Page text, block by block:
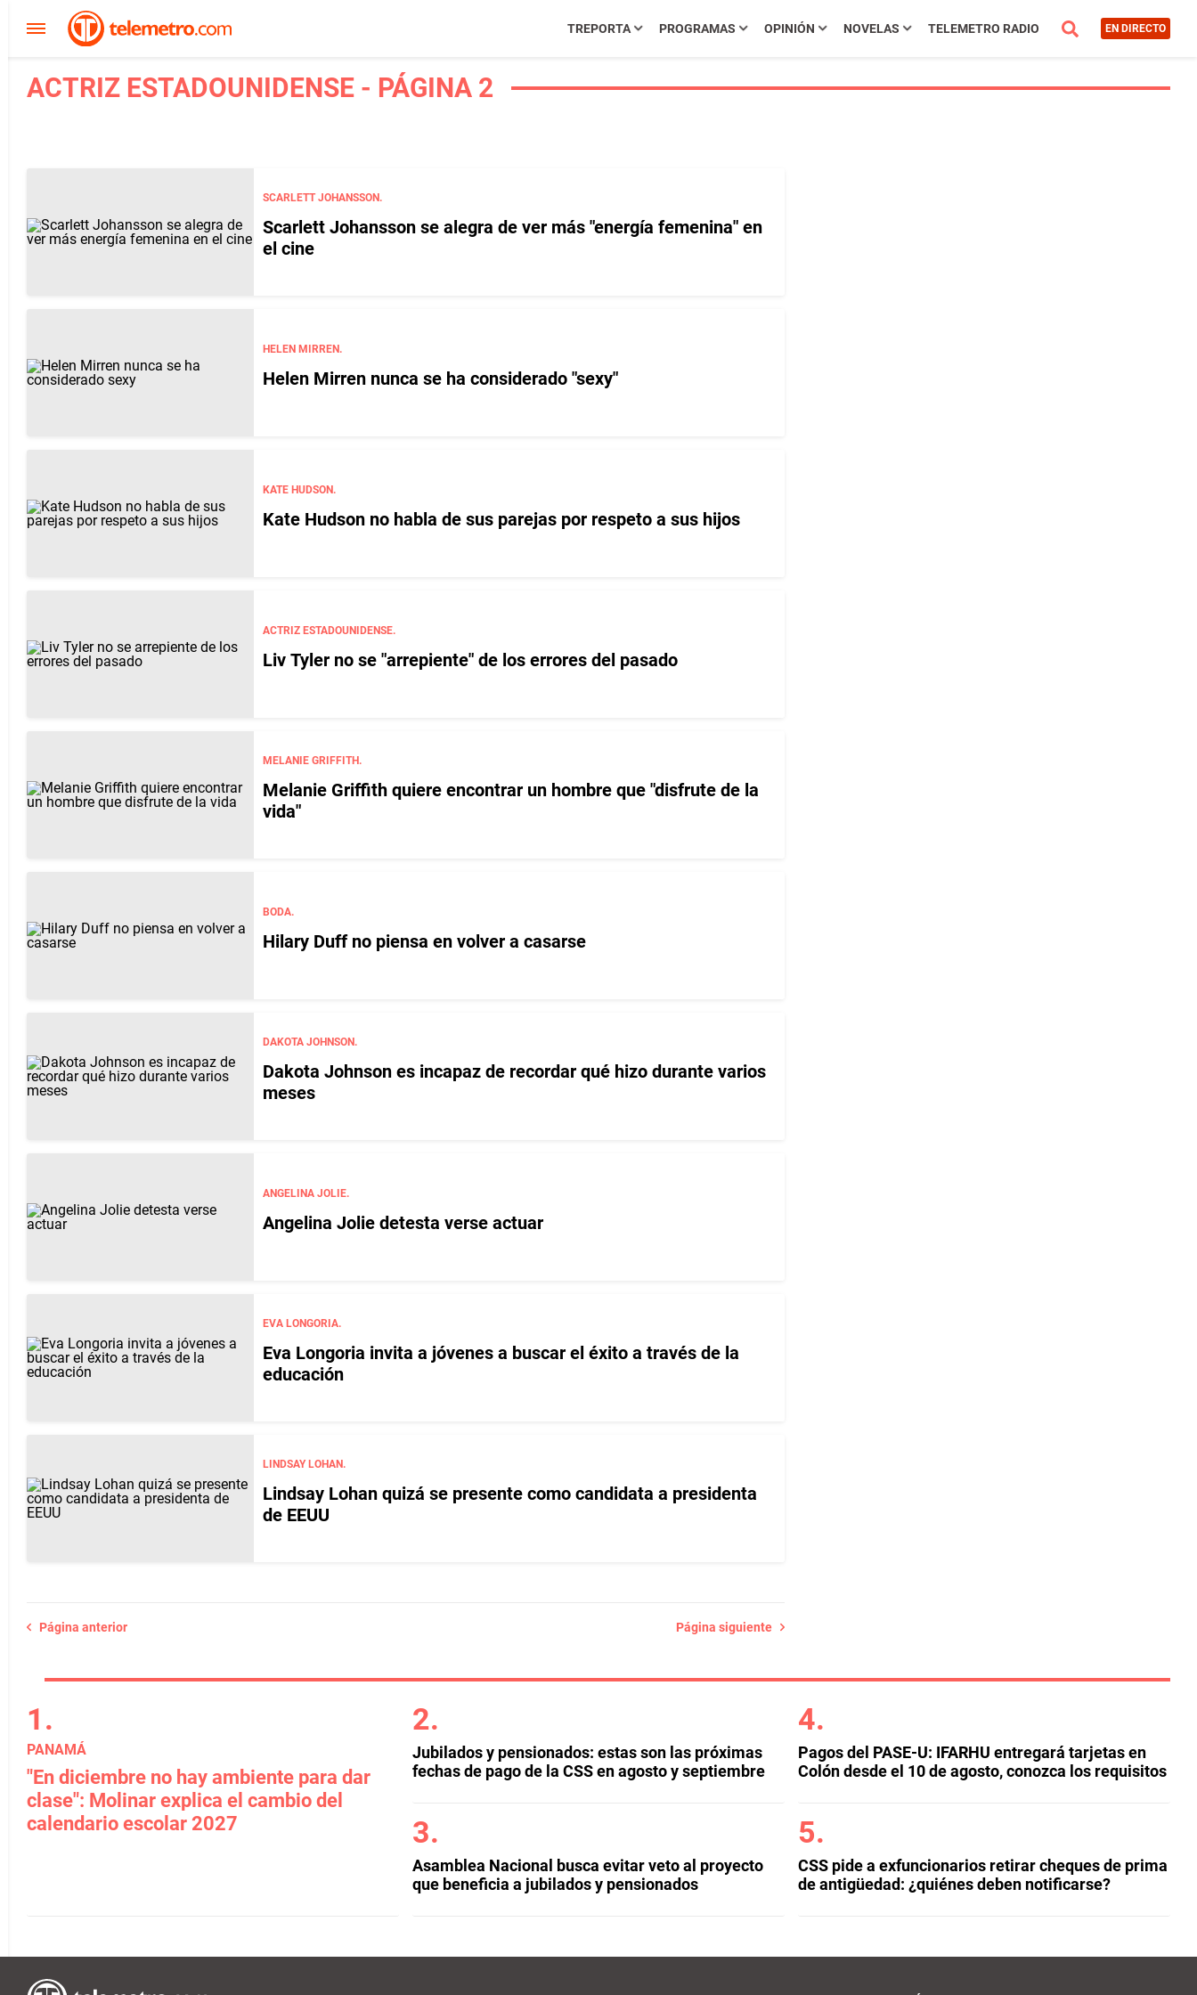
TREPORTA PROGRAMAS OPINIÓN NOVELAS TELEMETRO RADIO EN DIRECTO
ACTRIZ ESTADOUNIDENSE - PÁGINA 2
SCARLETT JOHANSSON.
Scarlett Johansson se alegra de ver más "energía femenina" en
el cine
HELEN MIRREN.
Helen Mirren nunca se ha considerado "sexy"
KATE HUDSON.
Kate Hudson no habla de sus parejas por respeto a sus hijos
ACTRIZ ESTADOUNIDENSE.
Liv Tyler no se "arrepiente" de los errores del pasado
MELANIE GRIFFITH.
Melanie Griffith quiere encontrar un hombre que "disfrute de la
vida"
BODA.
Hilary Duff no piensa en volver a casarse
DAKOTA JOHNSON.
Dakota Johnson es incapaz de recordar qué hizo durante varios
meses
ANGELINA JOLIE.
Angelina Jolie detesta verse actuar
EVA LONGORIA.
Eva Longoria invita a jóvenes a buscar el éxito a través de la
educación
LINDSAY LOHAN.
Lindsay Lohan quizá se presente como candidata a presidenta
de EEUU
Página anterior Página siguiente
PANAMÁ
"En diciembre no hay ambiente para dar
clase": Molinar explica el cambio del
calendario escolar 2027
Jubilados y pensionados: estas son las próximas
fechas de pago de la CSS en agosto y septiembre
Asamblea Nacional busca evitar veto al proyecto
que beneficia a jubilados y pensionados
Pagos del PASE-U: IFARHU entregará tarjetas en
Colón desde el 10 de agosto, conozca los requisitos
CSS pide a exfuncionarios retirar cheques de prima
de antigüedad: ¿quiénes deben notificarse?